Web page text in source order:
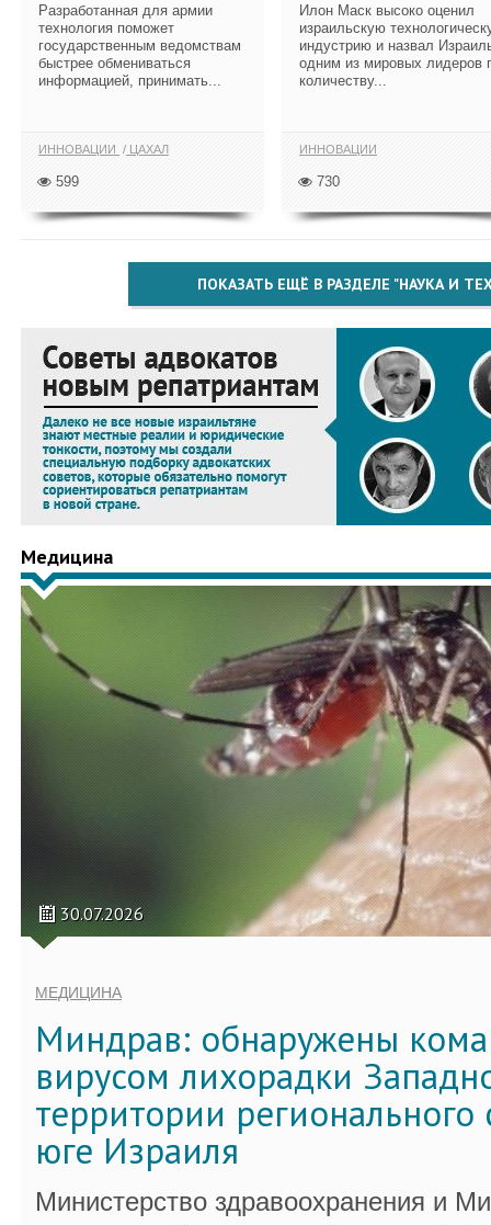
Разработанная для армии
технология поможет
государственным ведомствам
быстрее обмениваться
информацией, принимать...
ИННОВАЦИИ ЦАХАЛ
599
Илон Маск высоко оценил
израильскую
индустрию и назвал
одним из мировых лидеров
количеству...
ИННОВАЦИИ
730
ПОКАЗАТЬ ЕЩЁ В РАЗДЕЛЕ "НАУКА И
Медицина
30.07.2026
МЕДИЦИНА
Миндрав: обнаружены
вирусом лихорадки
территории регионального
юге Израиля
Министерство здравоохранения и